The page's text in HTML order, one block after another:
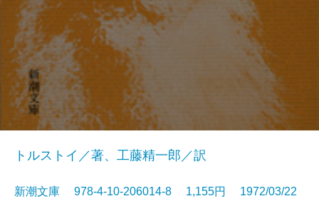
トルストイ／著、工藤精一郎／訳
新潮文庫 978-4-10-206014-8 1,155円 1972/03/22